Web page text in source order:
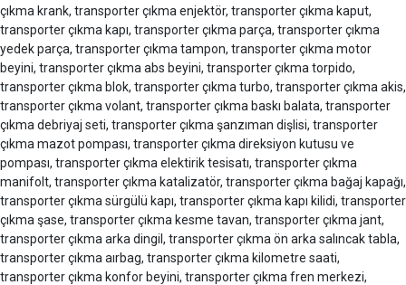
çıkma krank, transporter çıkma enjektör, transporter çıkma kaput,
transporter çıkma kapı, transporter çıkma parça, transporter çıkma
yedek parça, transporter çıkma tampon, transporter çıkma motor
beyini, transporter çıkma abs beyini, transporter çıkma torpido,
transporter çıkma blok, transporter çıkma turbo, transporter çıkma akis,
transporter çıkma volant, transporter çıkma baskı balata, transporter
çıkma debriyaj seti, transporter çıkma şanzıman dişlisi, transporter
çıkma mazot pompası, transporter çıkma direksiyon kutusu ve
pompası, transporter çıkma elektirik tesisatı, transporter çıkma
manifolt, transporter çıkma katalizatör, transporter çıkma bağaj kapağı,
transporter çıkma sürgülü kapı, transporter çıkma kapı kilidi, transporter
çıkma şase, transporter çıkma kesme tavan, transporter çıkma jant,
transporter çıkma arka dingil, transporter çıkma ön arka salıncak tabla,
transporter çıkma aırbag, transporter çıkma kilometre saati,
transporter çıkma konfor beyini, transporter çıkma fren merkezi,